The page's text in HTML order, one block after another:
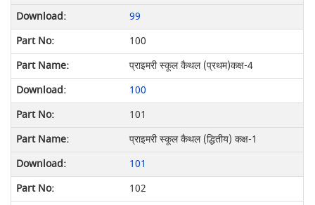
99
100
प्राइमरी स्कूल कैथल (प्रथम)कक्ष-4
100
101
प्राइमरी स्कूल कैथल (द्धितीय) कक्ष-1
101
102